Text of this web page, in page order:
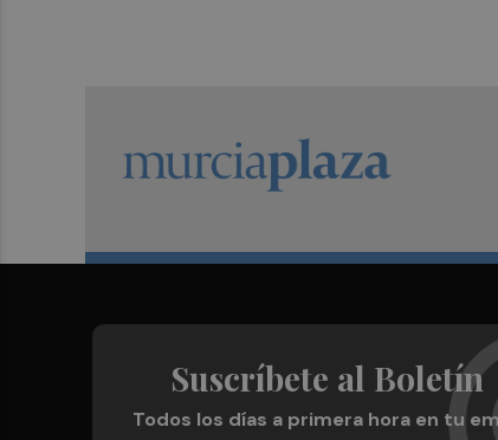
Suscríbete al Boletín
Todos los días a primera hora en tu